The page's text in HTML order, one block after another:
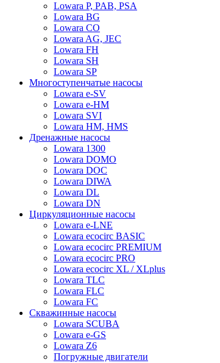
Lowara P, PAB, PSA
Lowara BG
Lowara CO
Lowara AG, JEC
Lowara FH
Lowara SH
Lowara SP
Многоступенчатые насосы
Lowara e-SV
Lowara e-HM
Lowara SVI
Lowara HM, HMS
Дренажные насосы
Lowara 1300
Lowara DOMO
Lowara DOC
Lowara DIWA
Lowara DL
Lowara DN
Циркуляционные насосы
Lowara e-LNE
Lowara ecocirc BASIC
Lowara ecocirc PREMIUM
Lowara ecocirc PRO
Lowara ecocirc XL / XLplus
Lowara TLC
Lowara FLC
Lowara FC
Скважинные насосы
Lowara SCUBA
Lowara e-GS
Lowara Z6
Погружные двигатели